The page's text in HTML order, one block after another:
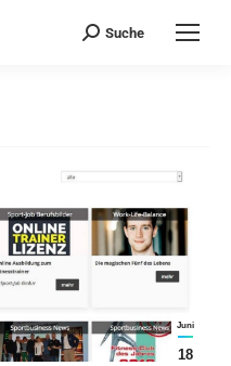
Search:
Suche
Juni
18